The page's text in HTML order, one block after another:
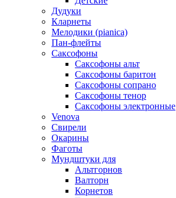
Дудуки
Кларнеты
Мелодики (pianica)
Пан-флейты
Саксофоны
Саксофоны альт
Саксофоны баритон
Саксофоны сопрано
Саксофоны тенор
Саксофоны электронные
Venova
Свирели
Окарины
Фаготы
Мундштуки для
Альтгорнов
Валторн
Корнетов